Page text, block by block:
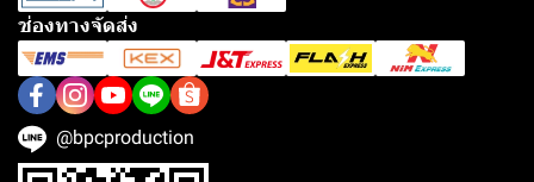
ช่องทางจัดส่ง
@bpcproduction